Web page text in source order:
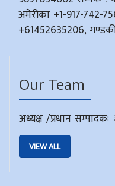
अमेरीका +1-917-742-
+61452635206,
Our Team
अध्यक्ष /प्रधान सम्पादक:
VIEW ALL